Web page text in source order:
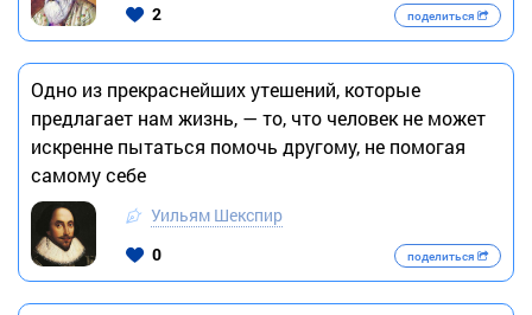
2
поделиться
Одно из прекраснейших утешений, которые
предлагает нам жизнь, — то, что человек не может
искренне пытаться помочь другому, не помогая
самому себе
Уильям Шекспир
0
поделиться